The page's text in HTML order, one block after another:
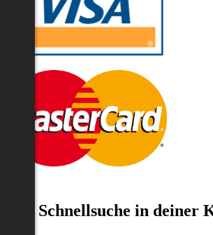
Schnellsuche in deiner